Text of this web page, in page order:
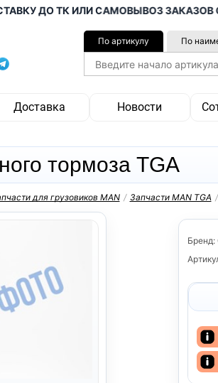
ДО ТК ИЛИ САМОВЫВОЗ ЗАКАЗОВ
По артикулу По
Доставка Новости
тормоза TGA
для грузовиков MAN / Запчасти MAN TGA /
Бренд: